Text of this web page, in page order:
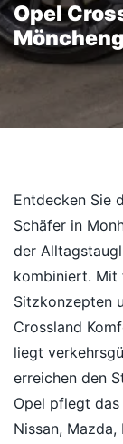
Opel
Entdecken Sie
Schäfer in
der
kombiniert. Mit
Sitzkonzepten
Crossland
liegt
erreichen den
Opel pflegt
Nissan,